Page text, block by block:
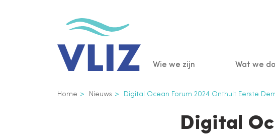
Main
navigation
Wie we zijn Wat we
Kruimelpad
Home Nieuws Digital Ocean Forum 2024 Onthult Eerste
Digital